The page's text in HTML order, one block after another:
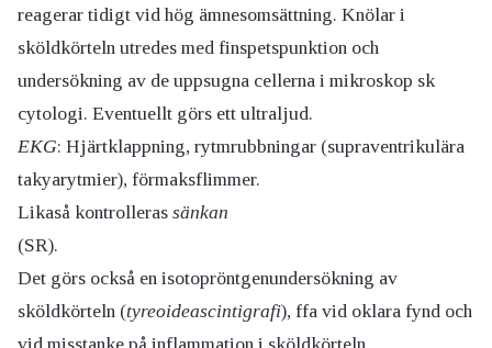
reagerar tidigt vid hög ämnesomsättning. Knölar i
sköldkörteln utredes med finspetspunktion och
undersökning av de uppsugna cellerna i mikroskop sk
cytologi. Eventuellt görs ett ultraljud.
EKG: Hjärtklappning, rytmrubbningar (supraventrikulära
takyarytmier), förmaksflimmer.
Likaså kontrolleras sänkan
(SR).
Det görs också en isotopröntgenundersökning av
sköldkörteln (tyreoideascintigrafi), ffa vid oklara fynd och
vid misstanke på inflammation i sköldkörteln.